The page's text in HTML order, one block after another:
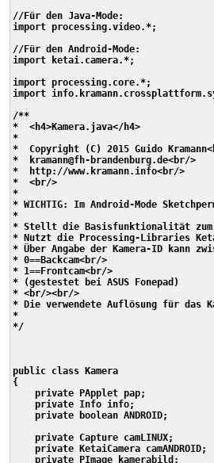
//Für den Java-Mode:
import processing.video.*;
//Für den Android-Mode:
import ketai.camera.*;
import processing.core.*;
import
/**
*  <h4>Kamera.java</h4>
*
*  Copyright (C) 2015 Guido
*  kramann@fh-brandenburg.de<br/>
*  http://www.kramann.info<br/>
*  <br/>
*
* WICHTIG: Im Android-Mode
*
* Stellt die Basisfunktionalität zum
* Nutzt die Processing-Libraries
* Über Angabe der Kamera-ID kann
* 0==Backcam<br/>
* 1==Frontcam<br/>
* (gestestet bei ASUS Fonepad)
* <br/><br/>
* Die verwendete Auflösung für das
*
*/
public class Kamera
{
    private PApplet pap;
    private Info info;
    private boolean ANDROID;
    private Capture camLINUX;
    private KetaiCamera camANDROID;
    private PImage kamerabild;